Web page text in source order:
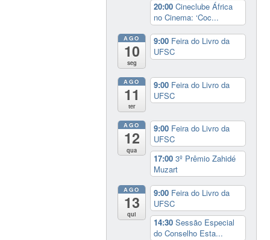
20:00Cineclube África
no Cinema: ‘Coc...
AGO
10
seg
9:00 Feira do Livro da
UFSC
AGO
11
ter
9:00 Feira do Livro da
UFSC
AGO
12
qua
9:00 Feira do Livro da
UFSC
17:003º Prêmio Zahidé
Muzart
AGO
13
qui
9:00 Feira do Livro da
UFSC
14:30Sessão Especial
do Conselho Esta...